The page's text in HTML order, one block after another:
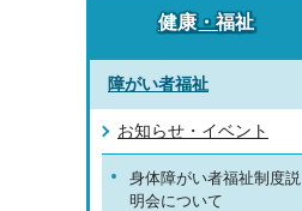
健康・福祉
障がい者福祉
お知らせ・イベント
身体障がい者福祉制度説
明会について